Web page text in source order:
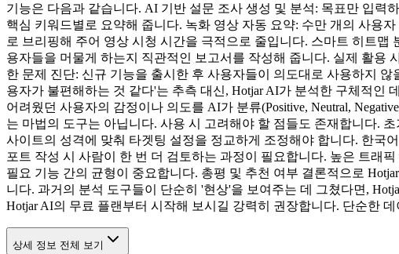
기능은 다음과 같습니다. AI 기반 설문 조사 생성 및 분석: 목표만 입력
핵심 키워드별로 요약해 줍니다. 녹화 영상 자동 요약: 수만 개의 사용
로 브리핑해 주어 영상 시청 시간을 극적으로 줄입니다. 스마트 히트
용자들을 머물게 하는지 직관적인 보고서를 작성해 줍니다. 실제 활용
한 문제 진단: 신규 기능을 출시한 후 사용자들이 의도대로 사용하지
용자가 불편해하는 것 같다'는 추측 대신, Hotjar AI가 분석한 구체적인
어려웠던 사용자의 감정이나 의도를 AI가 분류(Positive, Neutral,
는 마법의 도구는 아닙니다. 사용 시 고려해야 할 점들도 존재합니다.
사이트의 성격에 맞춰 타겟팅 설정을 정교하게 조정해야 합니다. 한국
포트 작성 시 사람이 한 번 더 검토하는 과정이 필요합니다. 높은 트래
필요 기능 간의 균형이 중요합니다. 총평 및 추천 여부 결론적으로
니다. 과거의 분석 도구들이 단순히 '현상'을 보여주는 데 그쳤다면,
Hotjar AI의 무료 플랜부터 시작해 보시길 강력히 권장합니다. 단순한
상세 정보 전체 보기